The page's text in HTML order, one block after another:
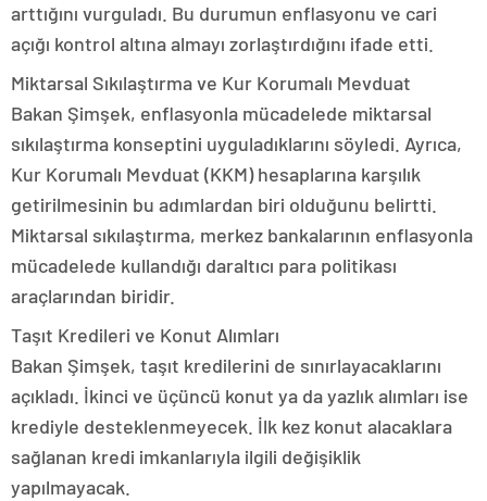
arttığını vurguladı. Bu durumun enflasyonu ve cari
açığı kontrol altına almayı zorlaştırdığını ifade etti.
Miktarsal Sıkılaştırma ve Kur Korumalı Mevduat
Bakan Şimşek, enflasyonla mücadelede miktarsal
sıkılaştırma konseptini uyguladıklarını söyledi. Ayrıca,
Kur Korumalı Mevduat (KKM) hesaplarına karşılık
getirilmesinin bu adımlardan biri olduğunu belirtti.
Miktarsal sıkılaştırma, merkez bankalarının enflasyonla
mücadelede kullandığı daraltıcı para politikası
araçlarından biridir.
Taşıt Kredileri ve Konut Alımları
Bakan Şimşek, taşıt kredilerini de sınırlayacaklarını
açıkladı. İkinci ve üçüncü konut ya da yazlık alımları ise
krediyle desteklenmeyecek. İlk kez konut alacaklara
sağlanan kredi imkanlarıyla ilgili değişiklik
yapılmayacak.